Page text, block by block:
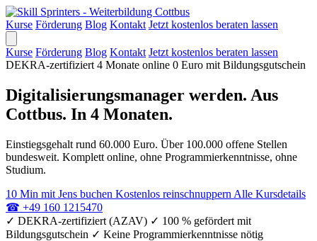
Kurse Förderung Blog Kontakt Jetzt kostenlos beraten lassen
Kurse Förderung Blog Kontakt Jetzt kostenlos beraten lassen
DEKRA-zertifiziert 4 Monate online 0 Euro mit Bildungsgutschein
Digitalisierungsmanager werden. Aus
Cottbus. In 4 Monaten.
Einstiegsgehalt rund 60.000 Euro. Über 100.000 offene Stellen
bundesweit. Komplett online, ohne Programmierkenntnisse, ohne
Studium.
10 Min mit Jens buchen Kostenlos reinschnuppern Alle Kursdetails
☎ +49 160 1215470
✓ DEKRA-zertifiziert (AZAV) ✓ 100 % gefördert mit
Bildungsgutschein ✓ Keine Programmierkenntnisse nötig